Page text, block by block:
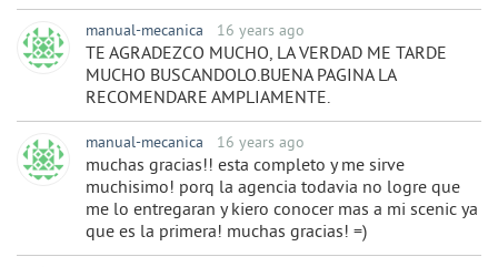
manual-mecanica 16 years ago
TE AGRADEZCO MUCHO, LA VERDAD ME TARDE
MUCHO BUSCANDOLO.BUENA PAGINA LA
RECOMENDARE AMPLIAMENTE.
manual-mecanica 16 years ago
muchas gracias!! esta completo y me sirve
muchisimo! porq la agencia todavia no logre que
me lo entregaran y kiero conocer mas a mi scenic ya
que es la primera! muchas gracias! =)